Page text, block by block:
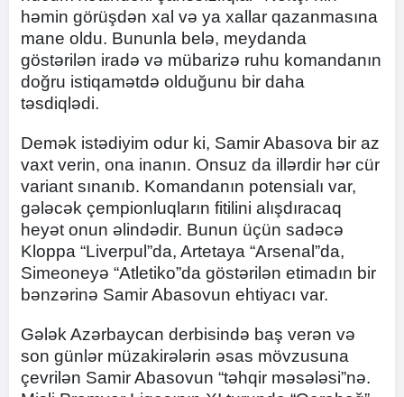
həmin görüşdən xal və ya xallar qazanmasına
mane oldu. Bununla belə, meydanda
göstərilən iradə və mübarizə ruhu komandanın
doğru istiqamətdə olduğunu bir daha
təsdiqlədi.
Demək istədiyim odur ki, Samir Abasova bir az
vaxt verin, ona inanın. Onsuz da illərdir hər cür
variant sınanıb. Komandanın potensialı var,
gələcək çempionluqların fitilini alışdıracaq
heyət onun əlindədir. Bunun üçün sadəcə
Kloppa “Liverpul”da, Artetaya “Arsenal”da,
Simeoneyə “Atletiko”da göstərilən etimadın bir
bənzərinə Samir Abasovun ehtiyacı var.
Gələk Azərbaycan derbisində baş verən və
son günlər müzakirələrin əsas mövzusuna
çevrilən Samir Abasovun “təhqir məsələsi”nə.